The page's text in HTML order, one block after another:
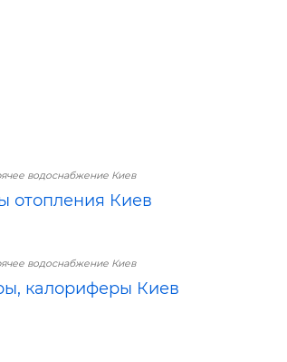
водоснабжение Киев
отопления Киев
водоснабжение Киев
калориферы Киев